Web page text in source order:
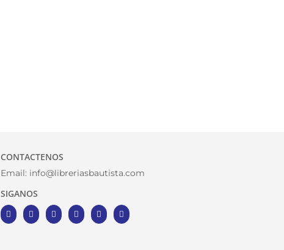
CONTACTENOS
Email: info@libreriasbautista.com
SIGANOS